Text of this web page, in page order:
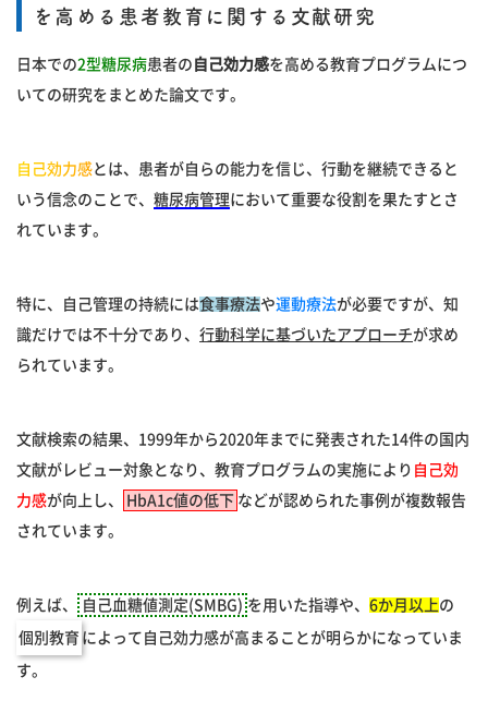
を高める患者教育に関する文献研究
日本での2型糖尿病患者の 自己効力感を高める教育プログラムにつ
いての研究をまとめた論文です。
自己効力感とは、患者が自らの能力を信じ、行動を継続できると
いう信念のことで、 糖尿病管理において重要な役割を果たすとさ
れています。
特に、自己管理の持続には食事療法や運動療法が必要ですが、知
識だけでは不十分であり、 行動科学に基づいたアプローチが求め
られています。
文献検索の結果、1999年から2020年までに発表された14件の国内
文献がレビュー対象となり、教育プログラムの実施により 自己効
力感が向上し、 HbA1c値の低下 などが認められた事例が複数報告
されています。
例えば、 自己血糖値測定(SMBG) を用いた指導や、 6か月以上の
個別教育 によって自己効力感が高まることが明らかになっていま
す。